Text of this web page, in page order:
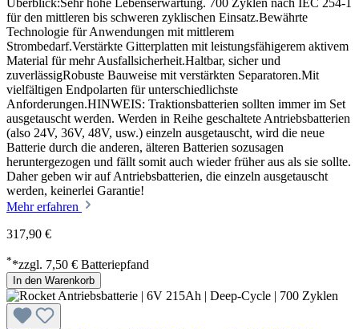
für den mittleren bis schweren zyklischen Einsatz.Bewährte
Technologie für Anwendungen mit mittlerem
Strombedarf.Verstärkte Gitterplatten mit leistungsfähigerem aktivem
Material für mehr Ausfallsicherheit.Haltbar, sicher und
zuverlässigRobuste Bauweise mit verstärkten Separatoren.Mit
vielfältigen Endpolarten für unterschiedlichste
Anforderungen.HINWEIS: Traktionsbatterien sollten immer im Set
ausgetauscht werden. Werden in Reihe geschaltete Antriebsbatterien
(also 24V, 36V, 48V, usw.) einzeln ausgetauscht, wird die neue
Batterie durch die anderen, älteren Batterien sozusagen
heruntergezogen und fällt somit auch wieder früher aus als sie sollte.
Daher geben wir auf Antriebsbatterien, die einzeln ausgetauscht
werden, keinerlei Garantie!
Mehr erfahren
317,90 €
**zzgl. 7,50 € Batteriepfand
In den Warenkorb